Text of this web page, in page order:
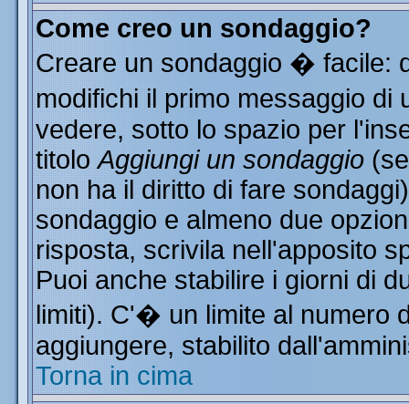
Come creo un sondaggio?
Creare un sondaggio � facile:
modifichi il primo messaggio
vedere, sotto lo spazio per
titoloAggiungi un sondaggio
non ha il diritto di fare
sondaggio e almeno due
risposta, scrivila nell'apposito
Puoi anche stabilire i giorni di
limiti). C'� un limite al numero
aggiungere, stabilito
Torna in cima